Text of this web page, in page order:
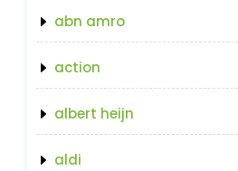
abn amro
action
albert heijn
aldi